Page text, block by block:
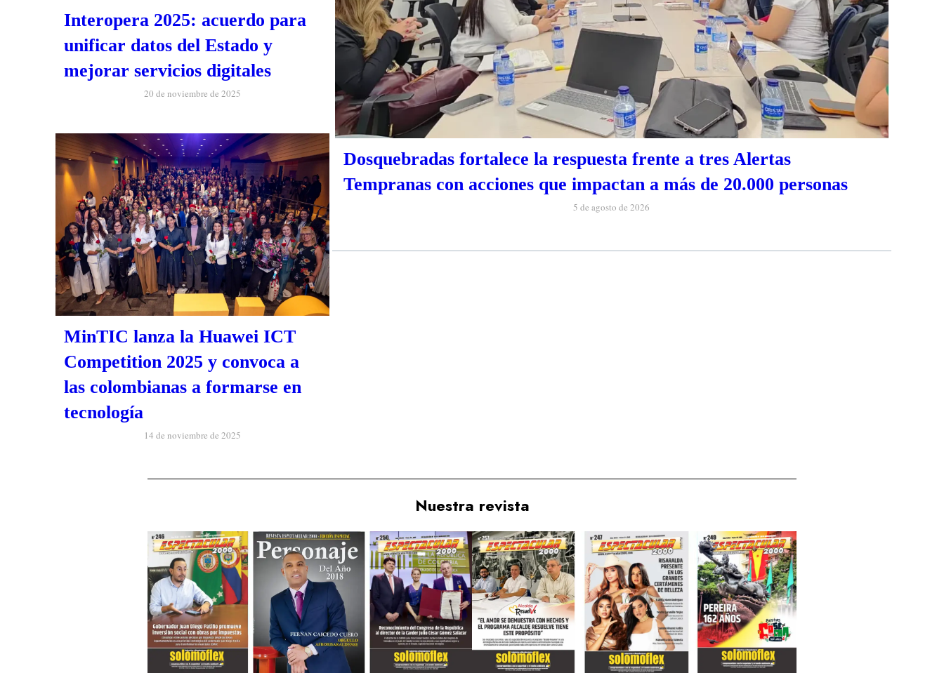
Interopera 2025: acuerdo para
unificar datos del Estado y
mejorar servicios digitales
20 de noviembre de 2025
MinTIC lanza la Huawei ICT
Competition 2025 y convoca a
las colombianas a formarse en
tecnología
14 de noviembre de 2025
Dosquebradas fortalece la respuesta frente a tres Alertas
Tempranas con acciones que impactan a más de 20.000 personas
5 de agosto de 2026
Nuestra revista